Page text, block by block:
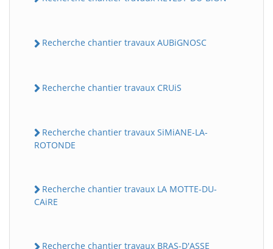
Recherche chantier travaux AUBiGNOSC
Recherche chantier travaux CRUiS
Recherche chantier travaux SiMiANE-LA-
ROTONDE
Recherche chantier travaux LA MOTTE-DU-
CAiRE
Recherche chantier travaux BRAS-D'ASSE